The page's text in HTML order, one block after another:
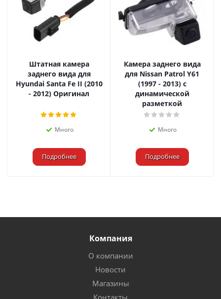
Штатная камера
заднего вида для
Hyundai Santa Fe II (2010
- 2012) Оригинал
Много
Подробнее
Камера заднего вида
для Nissan Patrol Y61
(1997 - 2013) с
динамической
разметкой
Много
Подробнее
Компания
О компании
Новости
Магазины